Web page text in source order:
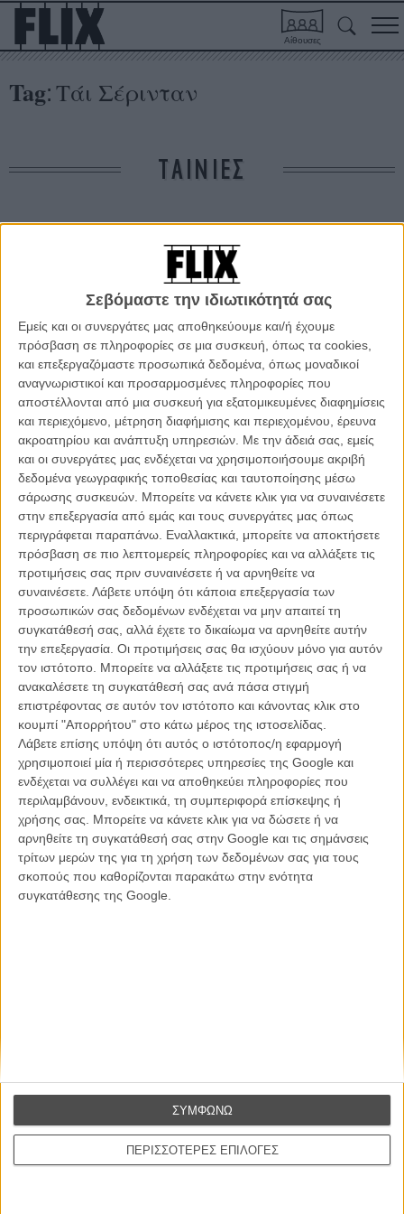
Σεβόμαστε την ιδιωτικότητά σας
Εμείς και οι συνεργάτες μας αποθηκεύουμε και/ή έχουμε
πρόσβαση σε πληροφορίες σε μια συσκευή, όπως τα cookies,
και επεξεργαζόμαστε προσωπικά δεδομένα, όπως μοναδικοί
αναγνωριστικοί και προσαρμοσμένες πληροφορίες που
αποστέλλονται από μια συσκευή για εξατομικευμένες διαφημίσεις
και περιεχόμενο, μέτρηση διαφήμισης και περιεχομένου, έρευνα
ακροατηρίου και ανάπτυξη υπηρεσιών. Με την άδειά σας, εμείς
και οι συνεργάτες μας ενδέχεται να χρησιμοποιήσουμε ακριβή
δεδομένα γεωγραφικής τοποθεσίας και ταυτοποίησης μέσω
σάρωσης συσκευών. Μπορείτε να κάνετε κλικ για να συναινέσετε
στην επεξεργασία από εμάς και τους συνεργάτες μας όπως
περιγράφεται παραπάνω. Εναλλακτικά, μπορείτε να αποκτήσετε
πρόσβαση σε πιο λεπτομερείς πληροφορίες και να αλλάξετε τις
προτιμήσεις σας πριν συναινέσετε ή να αρνηθείτε να
συναινέσετε. Λάβετε υπόψη ότι κάποια επεξεργασία των
προσωπικών σας δεδομένων ενδέχεται να μην απαιτεί τη
συγκατάθεσή σας, αλλά έχετε το δικαίωμα να αρνηθείτε αυτήν
την επεξεργασία. Οι προτιμήσεις σας θα ισχύουν μόνο για αυτόν
τον ιστότοπο. Μπορείτε να αλλάξετε τις προτιμήσεις σας ή να
ανακαλέσετε τη συγκατάθεσή σας ανά πάσα στιγμή
επιστρέφοντας σε αυτόν τον ιστότοπο και κάνοντας κλικ στο
κουμπί "Απορρήτου" στο κάτω μέρος της ιστοσελίδας.
Λάβετε επίσης υπόψη ότι αυτός ο ιστότοπος/η εφαρμογή
χρησιμοποιεί μία ή περισσότερες υπηρεσίες της Google και
ενδέχεται να συλλέγει και να αποθηκεύει πληροφορίες που
περιλαμβάνουν, ενδεικτικά, τη συμπεριφορά επίσκεψης ή
χρήσης σας. Μπορείτε να κάνετε κλικ για να δώσετε ή να
αρνηθείτε τη συγκατάθεσή σας στην Google και τις σημάνσεις
τρίτων μερών της για τη χρήση των δεδομένων σας για τους
σκοπούς που καθορίζονται παρακάτω στην ενότητα
συγκατάθεσης της Google.
ΠΕΡΙΣΣΟΤΕΡΕΣ ΕΠΙΛΟΓΕΣ
ΣΥΜΦΩΝΩ
Αίθουσες
Tag: Τάι Σέρινταν
ΤΑΙΝΙΕΣ
ΑΡΘΡΑ
Τάι Σέρινταν: η ζωή μετά το «Δέντρο της Ζωής»
ΝΕΑ /08 ΑΥΓ 2011/ Λήδα Γαλανού
Ο Μάθιου ΜακΚόνεχι είναι ο «Mud» - πρώτη εικόνα!
ΝΕΑ /20 ΝΟΕ 2011 / Πόλυ Λυκούργου
Βιμ Βέντερς
Συνέντευξη
Η επιτυχία είναι υπερτιμημένη. Δεν σε κάνει
καλύτερο, δεν σε πάει πουθενά η επιτυχία. Είναι
απλώς ένα ωραίο, ανεβαστικό, επιφανειακό
συναίσθημα.»
CONNECT
Εγγράψου στο εβδομαδιαίο newsletter μας.
ΕΓΓΡΑΦΗ